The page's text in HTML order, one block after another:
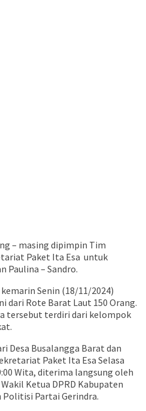
– masing dipimpin Tim
Paket Ita Esa untuk
Paulina – Sandro.
Senin (18/11/2024)
dari Rote Barat Laut 150 Orang.
tersebut terdiri dari kelompok
Desa Busalangga Barat dan
Paket Ita Esa Selasa
Wita, diterima langsung oleh
Ketua DPRD Kabupaten
Politisi Partai Gerindra.